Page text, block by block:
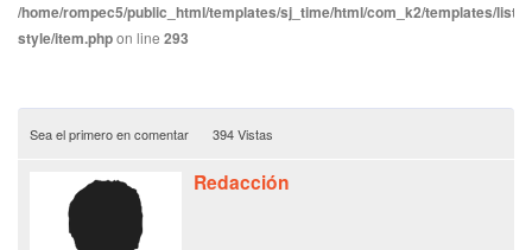
/home/rompec5/public_html/templates/sj_time/html/com_k2/templates/
style/item.phpon line 293
Sea el primero en comentar 394 Vistas
Redacción